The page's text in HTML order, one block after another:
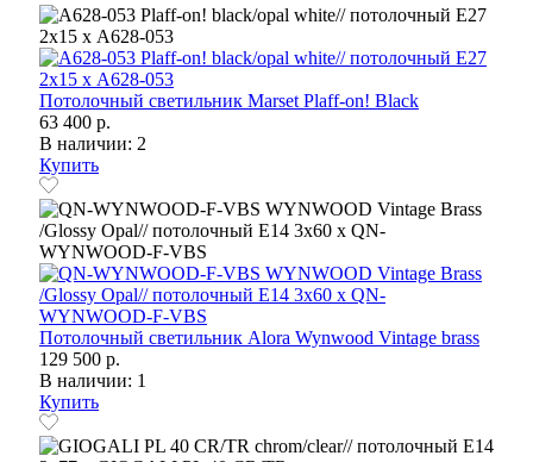
Потолочный светильник Marset Plaff-on! Black
63 400 р.
В наличии: 2
Купить
Потолочный светильник Alora Wynwood Vintage brass
129 500 р.
В наличии: 1
Купить